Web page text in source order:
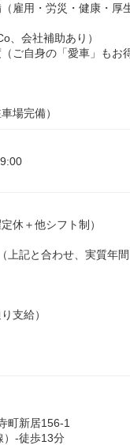
雇用・労災・健康・厚
、会社補助あり）
ご自身の「愛車」もお
場完備）
休＋他シフト制）
記と合わせ、実質年間
支給）
町新居156-1
-徒歩13分